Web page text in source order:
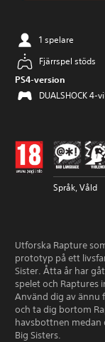
1 spelare
Fjärrspel stöds
PS4-version
DUALSHOCK 4-
Språk, Våld
Utforska Rapture
prototyp på ett
Sister. Åtta år har
spelet och Raptures
Använd dig av ännu
och ta dig bortom
havsbottnen medan
Big Sisters.